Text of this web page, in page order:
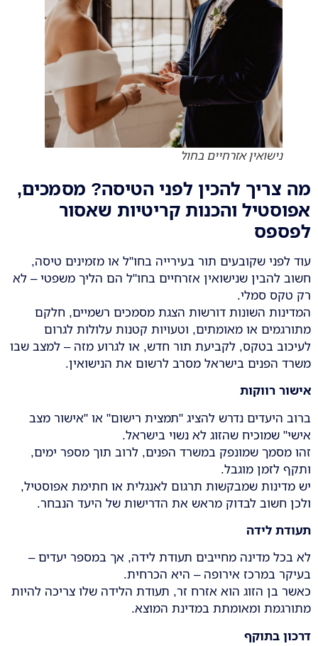
נישואין אזרחיים בחול
מה צריך להכין לפני הטיסה? מסמכים,
אפוסטיל והכנות קריטיות שאסור
לפספס
עוד לפני שקובעים תור בעירייה בחו"ל או מזמינים טיסה,
חשוב להבין שנישואין אזרחיים בחו"ל הם הליך משפטי – לא
רק טקס סמלי.
המדינות השונות דורשות הצגת מסמכים רשמיים, חלקם
מתורגמים או מאומתים, וטעויות קטנות עלולות לגרום
לעיכוב בטקס, לקביעת תור חדש, או לגרוע מזה – למצב שבו
משרד הפנים בישראל מסרב לרשום את הנישואין.
אישור רווקות
ברוב היעדים נדרש להציג "תמצית רישום" או "אישור מצב
אישי" שמוכיח שהזוג לא נשוי בישראל.
זהו מסמך שמונפק במשרד הפנים, לרוב תוך מספר ימים,
ותקף לזמן מוגבל.
יש מדינות שמבקשות תרגום לאנגלית או חתימת אפוסטיל,
ולכן חשוב לבדוק מראש את הדרישות של היעד הנבחר.
תעודת לידה
לא בכל מדינה מחייבים תעודת לידה, אך במספר יעדים –
בעיקר במרכז אירופה – היא הכרחית.
כאשר בן הזוג הוא אזרח זר, תעודת הלידה שלו צריכה להיות
מתורגמת ומאומתת במדינת המוצא.
דרכון בתוקף